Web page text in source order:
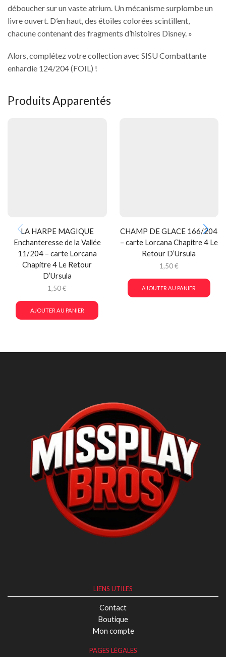
déboucher sur un vaste atrium. Un mécanisme surplombe un
livre ouvert. D’en haut, des étoiles colorées scintillent,
chacune contenant des fragments d’histoires Disney. »
Alors, complétez votre collection avec SISU Combattante
enhardie 124/204 (FOIL) !
Produits Apparentés
LA HARPE MAGIQUE
Enchanteresse de la Vallée
11/204 – carte Lorcana
Chapitre 4 Le Retour
D’Ursula
1,50€
AJOUTER AU PANIER
CHAMP DE GLACE 166/204
– carte Lorcana Chapitre 4 Le
Retour D’Ursula
1,50€
AJOUTER AU PANIER
LIENS UTILES
Contact
Boutique
Mon compte
PAGES LÉGALES